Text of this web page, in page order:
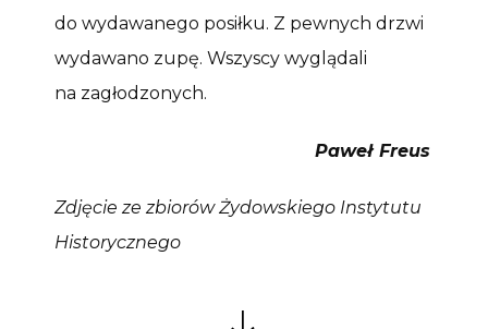
do wydawanego posiłku. Z pewnych drzwi
wydawano zupę. Wszyscy wyglądali
na zagłodzonych.
Paweł Freus
Zdjęcie ze zbiorów Żydowskiego Instytutu
Historycznego